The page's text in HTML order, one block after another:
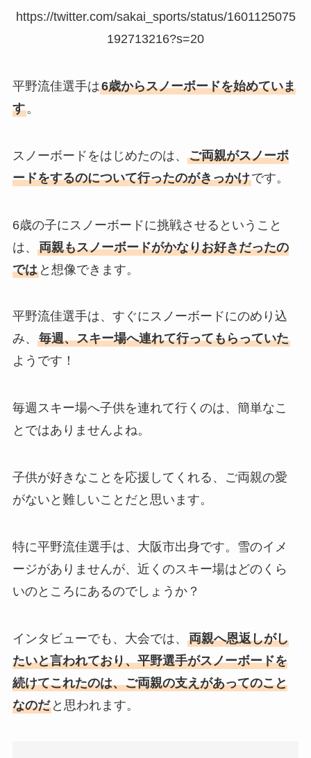
https://twitter.com/sakai_sports/status/1601125075
192713216?s=20
平野流佳選手は6歳からスノーボードを始めていま
す。
スノーボードをはじめたのは、 ご両親がスノーボ
ードをするのについて行ったのがきっかけです。
6歳の子にスノーボードに挑戦させるということ
は、 両親もスノーボードがかなりお好きだったの
ではと想像できます。
平野流佳選手は、すぐにスノーボードにのめり込
み、 毎週、スキー場へ連れて行ってもらっていた
ようです！
毎週スキー場へ子供を連れて行くのは、簡単なこ
とではありませんよね。
子供が好きなことを応援してくれる、ご両親の愛
がないと難しいことだと思います。
特に平野流佳選手は、大阪市出身です。雪のイメ
ージがありませんが、近くのスキー場はどのくら
いのところにあるのでしょうか？
インタビューでも、大会では、 両親へ恩返しがし
たいと言われており、平野選手がスノーボードを
続けてこれたのは、ご両親の支えがあってのこと
なのだと思われます。